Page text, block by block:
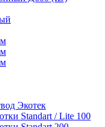
Экотек
Standart / Lite 100